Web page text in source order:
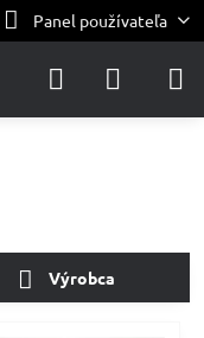
Panel používateľa
Výrobca